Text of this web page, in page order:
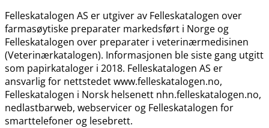
Felleskatalogen AS er utgiver av Felleskatalogen over
farmasøytiske preparater markedsført i Norge og
Felleskatalogen over preparater i veterinærmedisinen
(Veterinærkatalogen). Informasjonen ble siste gang utgitt
som papirkataloger i 2018. Felleskatalogen AS er
ansvarlig for nettstedet www.felleskatalogen.no,
Felleskatalogen i Norsk helsenett nhn.felleskatalogen.no,
nedlastbarweb, webservicer og Felleskatalogen for
smarttelefoner og lesebrett.